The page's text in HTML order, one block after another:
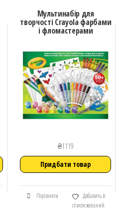
Мультинабір для
творчості Crayola фарбами
і фломастерами
₴1119
Придбати товар
Порівняти
Добавить в
список желаний